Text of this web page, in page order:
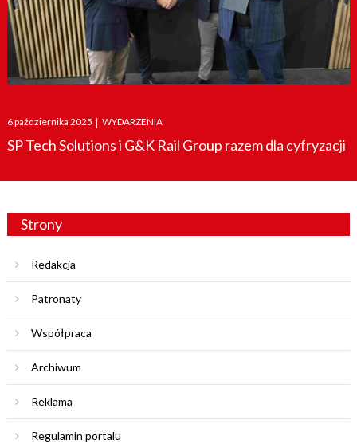
Posted
on
6 października 2025 | WYDARZENIA
SP Tech Solutions i G&K Rail Group razem dla cyfryzacji
Strony
Redakcja
Patronaty
Współpraca
Archiwum
Reklama
Regulamin portalu